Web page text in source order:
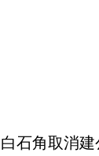
白石角取消